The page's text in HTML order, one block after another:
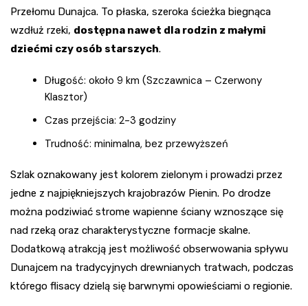
Przełomu Dunajca. To płaska, szeroka ścieżka biegnąca
wzdłuż rzeki, dostępna nawet dla rodzin z małymi
dziećmi czy osób starszych.
Długość: około 9 km (Szczawnica – Czerwony
Klasztor)
Czas przejścia: 2-3 godziny
Trudność: minimalna, bez przewyższeń
Szlak oznakowany jest kolorem zielonym i prowadzi przez
jedne z najpiękniejszych krajobrazów Pienin. Po drodze
można podziwiać strome wapienne ściany wznoszące się
nad rzeką oraz charakterystyczne formacje skalne.
Dodatkową atrakcją jest możliwość obserwowania spływu
Dunajcem na tradycyjnych drewnianych tratwach, podczas
którego flisacy dzielą się barwnymi opowieściami o regionie.